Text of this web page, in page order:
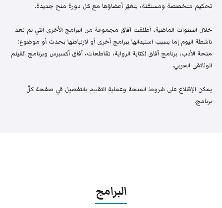
تحكيم متخصصة ومستقلة، يتغيّر أعضاؤها مع كل دورة منح جديدة.
خلال السنوات الماضية، أطلقت آفاق مجموعة من البرامج الأخرى التي لم تعد
ناشطة اليوم إما بسبب استبدالها ببرامج أخرى أو لارتباطها بحدث أو موضوع:
منحة الأدب، برنامج آفاق لكتابة الرواية، تقاطعات، آفاق أكسبرس وبرنامج الفيلم
الوثائقي العربي.
يمكن الإطّلاع على شروط المنحة وعملية التقييم بالتفصيل في صفحة كلّ
برنامج.
البرامج